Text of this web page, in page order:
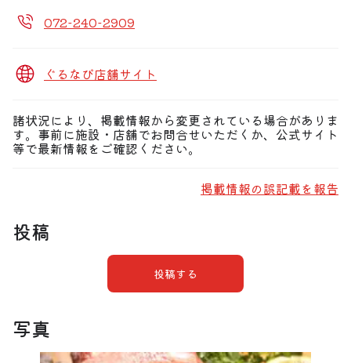
072-240-2909
ぐるなび店舗サイト
諸状況により、掲載情報から変更されている場合がありま
す。事前に施設・店舗でお問合せいただくか、公式サイト
等で最新情報をご確認ください。
掲載情報の誤記載を報告
投稿
投稿する
写真